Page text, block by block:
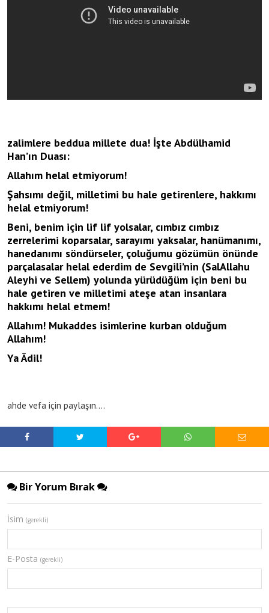
zalimlere beddua millete dua! İşte Abdülhamid
Han’ın Duası:
Allahım helal etmiyorum!
Şahsımı değil, milletimi bu hale getirenlere, hakkımı
helal etmiyorum!
Beni, benim için lif lif yolsalar, cımbız cımbız
zerrelerimi koparsalar, sarayımı yaksalar, hanümanımı,
hanedanımı söndürseler, çoluğumu gözümün önünde
parçalasalar helal ederdim de Sevgili’nin (SalAllahu
Aleyhi ve Sellem) yolunda yürüdüğüm için beni bu
hale getiren ve milletimi ateşe atan insanlara
hakkımı helal etmem!
Allahım! Mukaddes isimlerine kurban olduğum
Allahım!
Ya Âdil!
ahde vefa için paylaşın….
Bir Yorum Bırak
İsim (gerekli)
E-Posta (gerekli)